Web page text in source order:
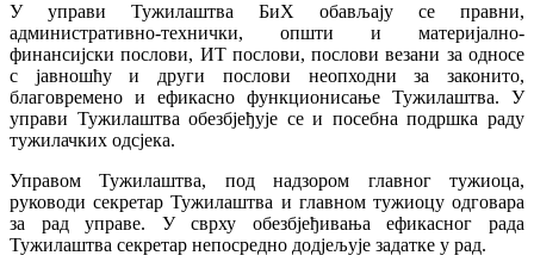
У управи Тужилаштва БиХ обављају се правни,
административно-технички, општи и материјално-
финансијски послови, ИТ послови, послови везани за односе
с јавношћу и други послови неопходни за законито,
благовремено и ефикасно функционисање Тужилаштва. У
управи Тужилаштва обезбјеђује се и посебна подршка раду
тужилачких одсјека.
Управом Тужилаштва, под надзором главног тужиоца,
руководи секретар Тужилаштва и главном тужиоцу одговара
за рад управе. У сврху обезбјеђивања ефикасног рада
Тужилаштва секретар непосредно додјељује задатке у рад.